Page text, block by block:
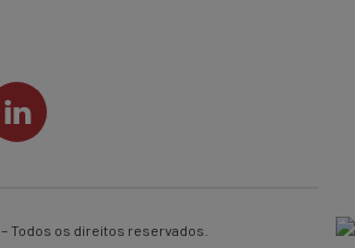
– Todos os direitos reservados.